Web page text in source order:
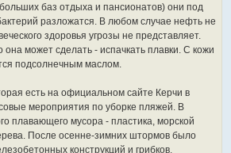
баз отдыха и пансионатов) они под
разложатся. В любом случае нефть не
здоровья угрозы не представляет.
может сделать - испачкать плавки. С кожи
подсолнечным маслом.
есть на официальном сайте Керчи в
мероприятия по уборке пляжей. В
плавающего мусора - пластика, морской
После осенне-зимних штормов было
конструкций и грибков.